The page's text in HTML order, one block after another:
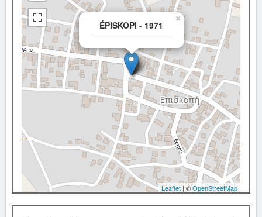
ÉPISKOPI - 1971
×
Leaflet | ©OpenStreetMap